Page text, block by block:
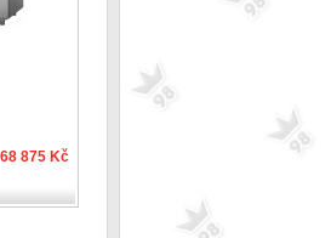
68 875 Kč